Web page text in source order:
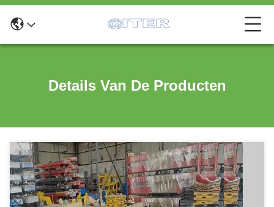
Details Van De Producten